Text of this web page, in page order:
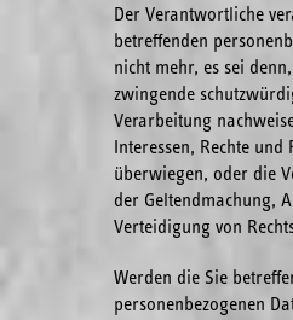
Der Verantwortliche
betreffenden
nicht mehr, es sei
zwingende
Verarbeitung
Interessen, Rechte und
überwiegen, oder die
der Geltendmachung,
Verteidigung von
Werden die Sie
personenbezogenen